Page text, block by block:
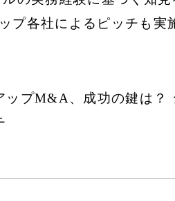
プ各社によるピッチも
M&A、成功の鍵は？